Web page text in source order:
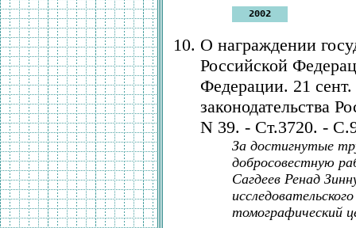
2002
О награждении
Российской
Федерации. 21
законодательства
N 39. - Ст.3720. -
За достигнутые
добросовестную
Сагдеев Ренад
томографический